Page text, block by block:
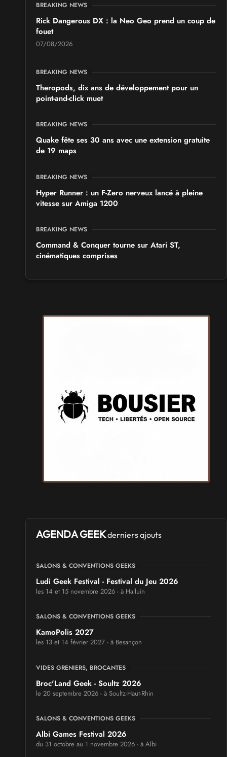
BREAKING NEWS
Rick Dangerous DX : la Neo Geo prend un coup de
fouet
07/08/2026
BREAKING NEWS
Theropods, dix ans de développement pour un
point-and-click muet
BREAKING NEWS
Quake fête ses 30 ans avec une extension gratuite
de 19 maps
BREAKING NEWS
Hyper Runner : un F-Zero nerveux lancé à pleine
vitesse sur Amiga 1200
BREAKING NEWS
Command & Conquer tourne sur Atari ST,
cinématiques comprises
AGENDA GEEKderniers ajouts
SALONS & CONVENTIONS GEEKS
Ludi Geek Festival - Festival du Jeu 2026
les 14 et 15 novembre 2026 - à Halluin
SALONS & CONVENTIONS GEEKS
KamoPolis 2027
les 13 et 14 février 2027 - à Besançon
VIDES GRENIERS, BROCANTES
Broc'Land Geek - Soultz 2026
le 20 septembre 2026 - à Soultz-Haut-Rhin
SALONS & CONVENTIONS GEEKS
Albi Games Festival 2026
du 31 octobre au 1 novembre 2026 - à Albi